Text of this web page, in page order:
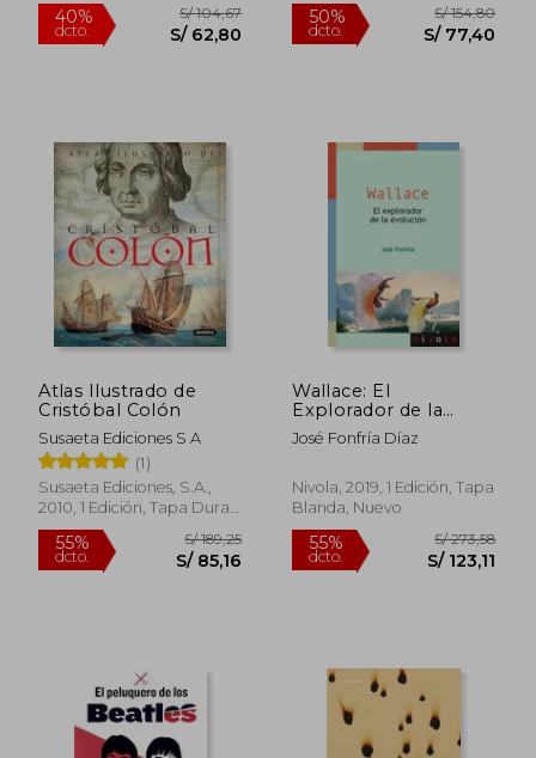
55%
dcto.
S/ 294,66
S/ 132,60
55%
dcto.
Atlas Ilustrado de
Cristóbal Colón
Susaeta Ediciones S A
(1)
Susaeta Ediciones, S.A.,
2010, 1 Edición, Tapa Dura,
Nuevo
Wallace: El
Explorador de la
Evolucion
José Fonfría Díaz
Nivola, 2019, 1 Edición, Tapa
Blanda, Nuevo